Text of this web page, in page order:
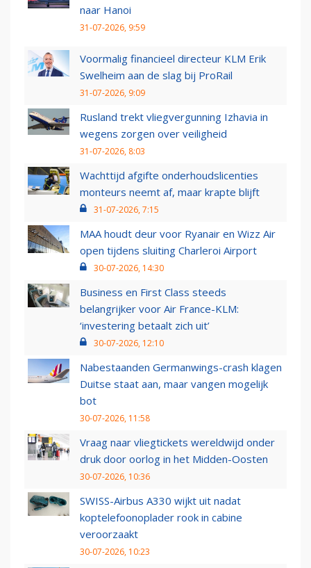
naar Hanoi
31-07-2026, 9:59
Voormalig financieel directeur KLM Erik
Swelheim aan de slag bij ProRail
31-07-2026, 9:09
Rusland trekt vliegvergunning Izhavia in
wegens zorgen over veiligheid
31-07-2026, 8:03
Wachttijd afgifte onderhoudslicenties
monteurs neemt af, maar krapte blijft
31-07-2026, 7:15
MAA houdt deur voor Ryanair en Wizz Air
open tijdens sluiting Charleroi Airport
30-07-2026, 14:30
Business en First Class steeds
belangrijker voor Air France-KLM:
‘investering betaalt zich uit’
30-07-2026, 12:10
Nabestaanden Germanwings-crash klagen
Duitse staat aan, maar vangen mogelijk
bot
30-07-2026, 11:58
Vraag naar vliegtickets wereldwijd onder
druk door oorlog in het Midden-Oosten
30-07-2026, 10:36
SWISS-Airbus A330 wijkt uit nadat
koptelefoonoplader rook in cabine
veroorzaakt
30-07-2026, 10:23